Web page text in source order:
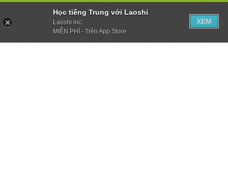
Học tiếng Trung với Laoshi
Laoshi inc.
MIỄN PHÍ - Trên App Store
XEM